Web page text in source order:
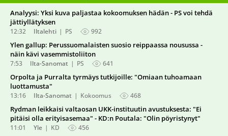
Analyysi: Yksi kuva paljastaa kokoomuksen hädän - PS voi tehdä
jättiyllätyksen
12:32 Iltalehti PS 992
Ylen gallup: Perussuomalaisten suosio reippaassa nousussa -
näin kävi vasemmistoliiton
7:53 Ilta-Sanomat PS 641
Orpolta ja Purralta tyrmäys tutkijoille: "Omiaan tuhoamaan
luottamusta"
13:16 Ilta-Sanomat Kokoomus 468
Rydman leikkaisi valtaosan UKK-instituutin avustuksesta: "Ei
pitäisi olla erityisasemaa" - KD:n Poutala: "Olin pöyristynyt"
11:01 Yle KD 456